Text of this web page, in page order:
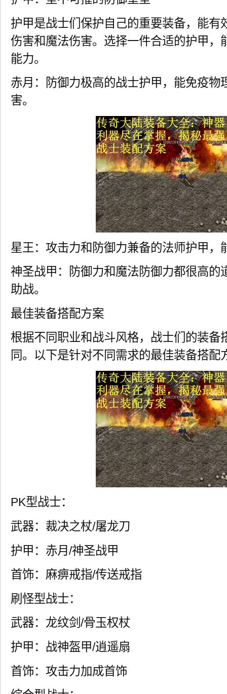
护甲是战士们保护自己的重要装备，能有
伤害和魔法伤害。选择一件合适的护甲，
能力。
赤月：防御力极高的战士护甲，能免疫物
害。
星王：攻击力和防御力兼备的法师护甲，
神圣战甲：防御力和魔法防御力都很高的
助战。
最佳装备搭配方案
根据不同职业和战斗风格，战士们的装备
同。以下是针对不同需求的最佳装备搭配
PK型战士：
武器：裁决之杖/屠龙刀
护甲：赤月/神圣战甲
首饰：麻痹戒指/传送戒指
刷怪型战士：
武器：龙纹剑/骨玉权杖
护甲：战神盔甲/逍遥扇
首饰：攻击力加成首饰